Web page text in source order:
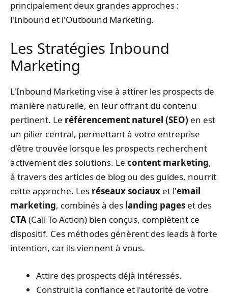
principalement deux grandes approches :
l'Inbound et l'Outbound Marketing.
Les Stratégies Inbound
Marketing
L'Inbound Marketing vise à attirer les prospects de
manière naturelle, en leur offrant du contenu
pertinent. Le référencement naturel (SEO) en est
un pilier central, permettant à votre entreprise
d'être trouvée lorsque les prospects recherchent
activement des solutions. Le content marketing,
à travers des articles de blog ou des guides, nourrit
cette approche. Les réseaux sociaux et l'email
marketing, combinés à des landing pages et des
CTA(Call To Action) bien conçus, complètent ce
dispositif. Ces méthodes génèrent des leads à forte
intention, car ils viennent à vous.
Attire des prospects déjà intéressés.
Construit la confiance et l'autorité de votre